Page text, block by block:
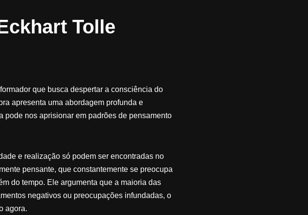
Tolle
que busca despertar a consciência do
apresenta uma abordagem profunda e
pode nos aprisionar em padrões de pensamento
e realização só podem ser encontradas no
pensante, que constantemente se preocupa
do tempo. Ele argumenta que a maioria das
negativos ou preocupações infundadas, o
agora.